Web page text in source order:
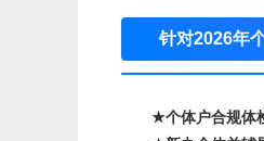
针对2026年
★个体户合规体